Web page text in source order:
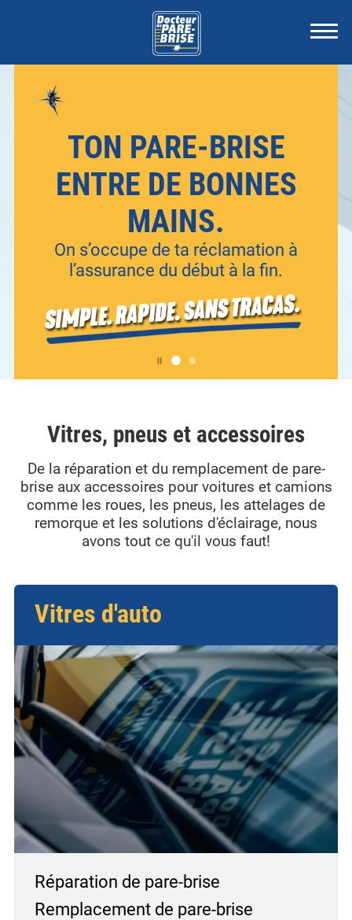
TON PARE-BRISE
ENTRE DE BONNES
MAINS.
On s’occupe de ta réclamation à
l’assurance du début à la fin.
Play/pause
carousel
Vitres, pneus et accessoires
De la réparation et du remplacement de pare-
brise aux accessoires pour voitures et camions
comme les roues, les pneus, les attelages de
remorque et les solutions d'éclairage, nous
avons tout ce qu'il vous faut!
Vitres d'auto
Réparation de pare-brise
Remplacement de pare-brise